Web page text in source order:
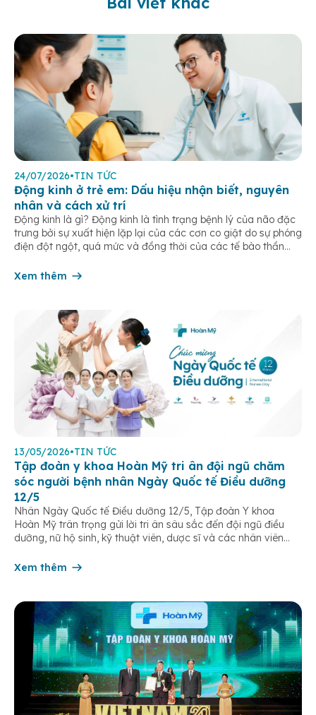
24/07/2026•TIN TỨC
Động kinh ở trẻ em: Dấu hiệu nhận biết, nguyên
nhân và cách xử trí
Động kinh là gì? Động kinh là tình trạng bệnh lý của não đặc
trưng bởi sự xuất hiện lặp lại của các cơn co giật do sự phóng
điện đột ngột, quá mức và đồng thời của các tế bào thần
Xem thêm
13/05/2026•TIN TỨC
Tập đoàn y khoa Hoàn Mỹ tri ân đội ngũ chăm
sóc người bệnh nhân Ngày Quốc tế Điều dưỡng
12/5
Nhân Ngày Quốc tế Điều dưỡng 12/5, Tập đoàn Y khoa
Hoàn Mỹ trân trọng gửi lời tri ân sâu sắc đến đội ngũ điều
dưỡng, nữ hộ sinh, kỹ thuật viên, dược sĩ và các nhân viên
âm thầm đồng hành trên […]
Xem thêm